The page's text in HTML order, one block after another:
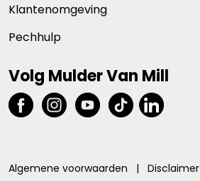
Klantenomgeving
Pechhulp
Volg Mulder Van Mill
Algemene voorwaarden | Disclaimer